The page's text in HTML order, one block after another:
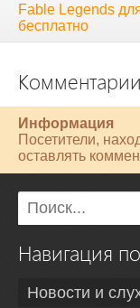
Fable Legends
бесплатно
Информация
Посетители,
оставлять
Навигация
Новости и